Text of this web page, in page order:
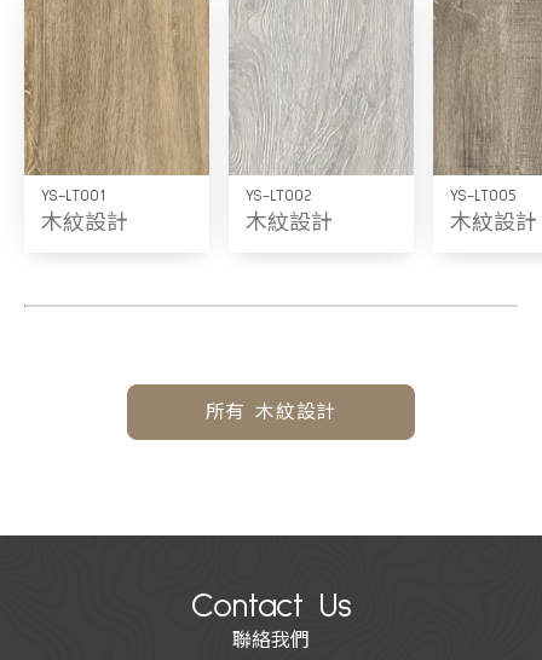
YS-LT001
木紋設計
YS-LT002
木紋設計
YS-LT005
木紋設計
所有 木紋設計
Contact Us
聯絡我們